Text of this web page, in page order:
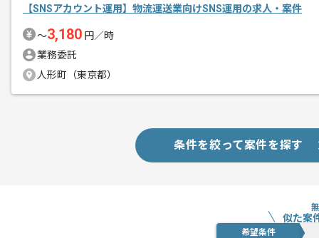
【SNSアカウント運用】物流運送業向けSNS運用の求人・案件
〜3,180 円／時
業務委託
人形町（東京都）
条件を絞って案件を探す
似た案
希望条件